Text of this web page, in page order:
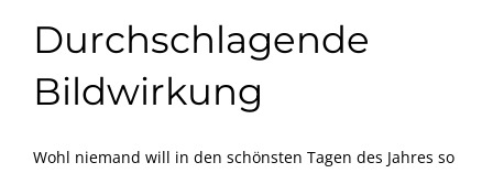
Durchschlagende
Bildwirkung
Wohl niemand will in den schönsten Tagen des Jahres so